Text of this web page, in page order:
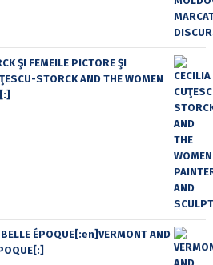
ŞI FEMEILE PICTORE ŞI
STORCK AND THE WOMEN
ÉPOQUE[:en]VERMONT AND